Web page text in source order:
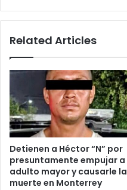
Related Articles
Detienen a Héctor “N” por
presuntamente empujar a
adulto mayor y causarle la
muerte en Monterrey